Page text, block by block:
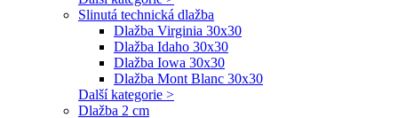
Slinutá technická dlažba
Dlažba Virginia 30x30
Dlažba Idaho 30x30
Dlažba Iowa 30x30
Dlažba Mont Blanc 30x30
Další kategorie >
Dlažba 2 cm